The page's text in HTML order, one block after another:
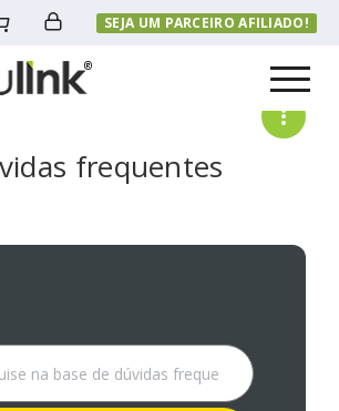
SEJA UM PARCEIRO AFILIADO!
Menu
frequentes